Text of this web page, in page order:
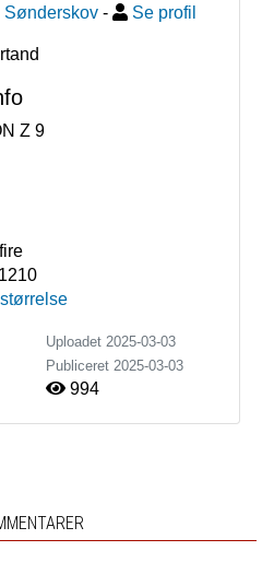
- Se profil
Z 9
Uploadet 2025-03-03
Publiceret 2025-03-03
994